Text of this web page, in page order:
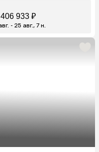
933 ₽
- 25 авг., 7 н.